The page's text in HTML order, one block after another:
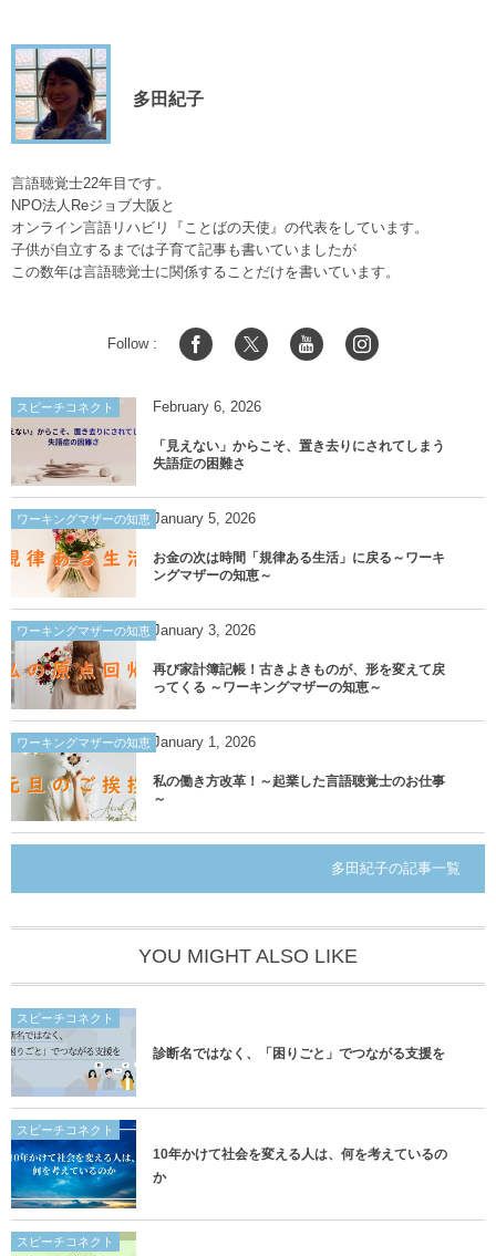
多田紀子
言語聴覚士22年目です。
NPO法人Reジョブ大阪と
オンライン言語リハビリ『ことばの天使』の代表をしています。
子供が自立するまでは子育て記事も書いていましたが
この数年は言語聴覚士に関係することだけを書いています。
Follow :
スピーチコネクト February 6 2026
「見えない」からこそ、置き去りにされてしまう
失語症の困難さ
ワーキングマザーの知恵 January 5 2026
お金の次は時間「規律ある生活」に戻る～ワーキ
ングマザーの知恵～
ワーキングマザーの知恵 January 3 2026
再び家計簿記帳！古きよきものが、形を変えて戻
ってくる ～ワーキングマザーの知恵～
ワーキングマザーの知恵 January 1 2026
私の働き方改革！～起業した言語聴覚士のお仕事
～
多田紀子の記事一覧
YOU MIGHT ALSO LIKE
スピーチコネクト
診断名ではなく、「困りごと」でつながる支援を
スピーチコネクト
10年かけて社会を変える人は、何を考えているの
か
スピーチコネクト